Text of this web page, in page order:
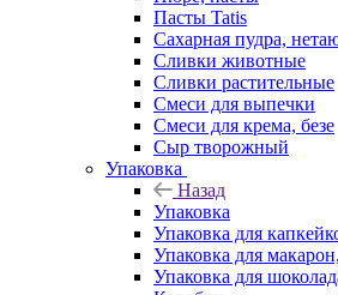
Пасты Tatis
Сахарная пудра,
Сливки животные
Сливки растительные
Смеси для выпечки
Смеси для крема, безе
Сыр творожный
Упаковка
Назад
Упаковка
Упаковка для
Упаковка для
Упаковка для